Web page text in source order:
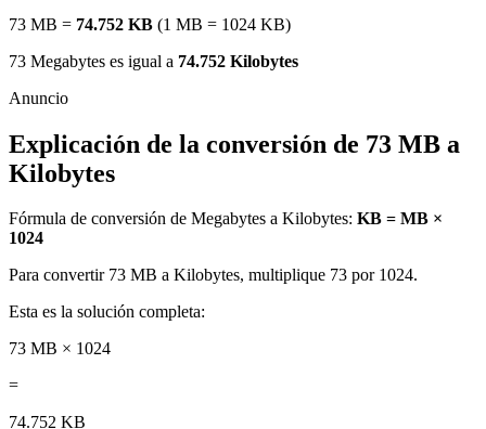
73 MB = 74.752 KB (1 MB = 1024 KB)
73 Megabytes es igual a 74.752 Kilobytes
Explicación de la conversión de 73 MB a
Kilobytes
Fórmula de conversión de Megabytes a Kilobytes: KB = MB ×
1024
Para convertir 73 MB a Kilobytes, multiplique 73 por 1024.
Esta es la solución completa:
73 MB × 1024
=
74.752 KB